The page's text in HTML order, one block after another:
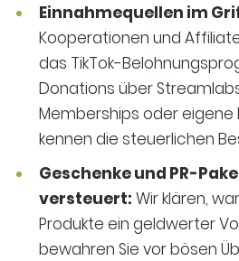
Einnahmequellen im
Kooperationen und
das TikTok-
Donations über
Memberships oder eigene
kennen die steuerlichen
Geschenke und PR-
versteuert: Wir klären,
Produkte ein geldwerter
bewahren Sie vor bösen